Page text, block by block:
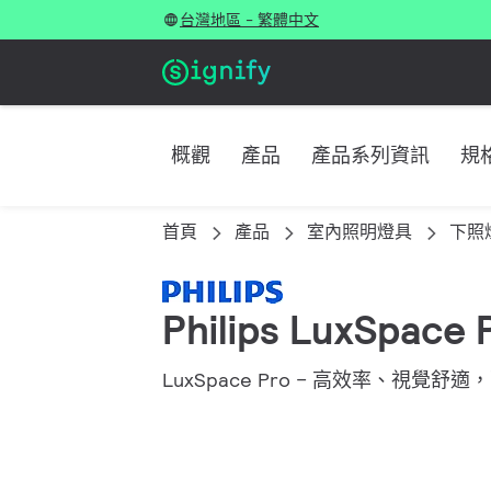
台灣地區 - 繁體中文
概觀 產品 產品系列資訊 規
首頁 產品 室內照明燈具 下照
Philips LuxSpace
LuxSpace Pro – 高效率、視覺舒適